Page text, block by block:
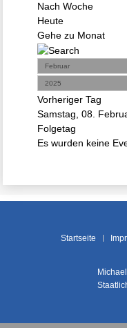
Nach Woche
Heute
Gehe zu Monat
Vorheriger Tag
Samstag, 08.
Folgetag
Es wurden keine
Startseite